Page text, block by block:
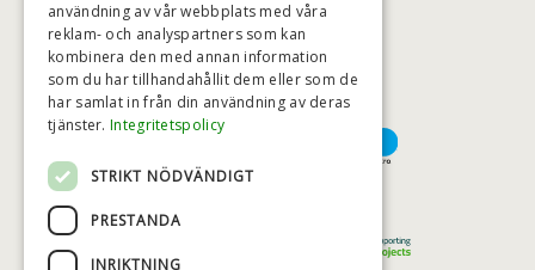
HÖGSTA KREDITVÄRDIGHET
BETALNINGSALTERNATIV
användning av vår webbplats med våra
reklam- och analyspartners som kan
kombinera den med annan information
som du har tillhandahållit dem eller som de
har samlat in från din användning av deras
tjänster. Integritetspolicy
STRIKT NÖDVÄNDIGT
PRESTANDA
INRIKTNING